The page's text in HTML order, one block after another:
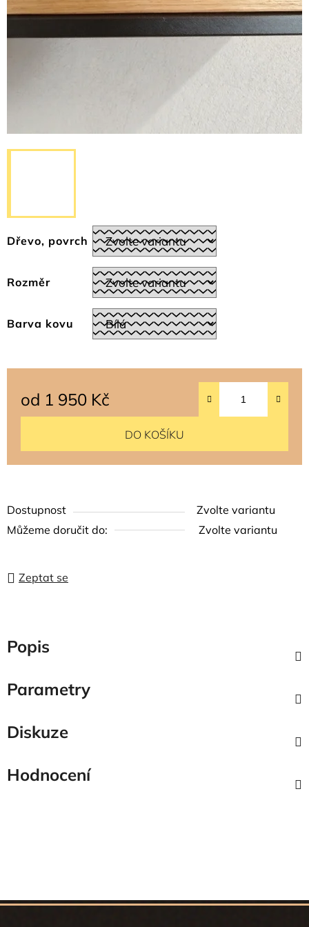
Dřevo, povrch
Rozměr
Barva kovu
Dostupnost
Zvolte variantu
Můžeme doručit do:
Zvolte variantu
od 1 950 Kč
DO KOŠÍKU
Zeptat se
Popis
Parametry
Diskuze
Hodnocení
Z